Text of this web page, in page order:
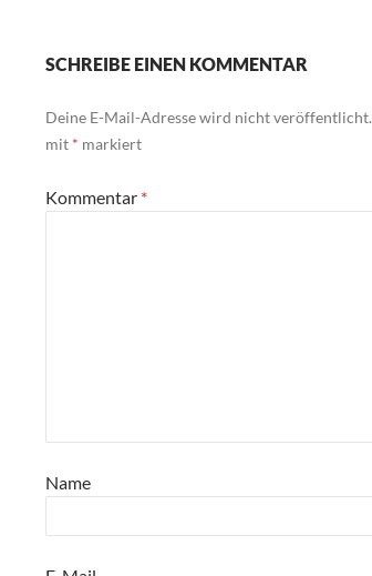
SCHREIBE EINEN KOMMENTAR
Deine E-Mail-Adresse wird nicht veröffentlicht.
mit * markiert
Kommentar *
Name